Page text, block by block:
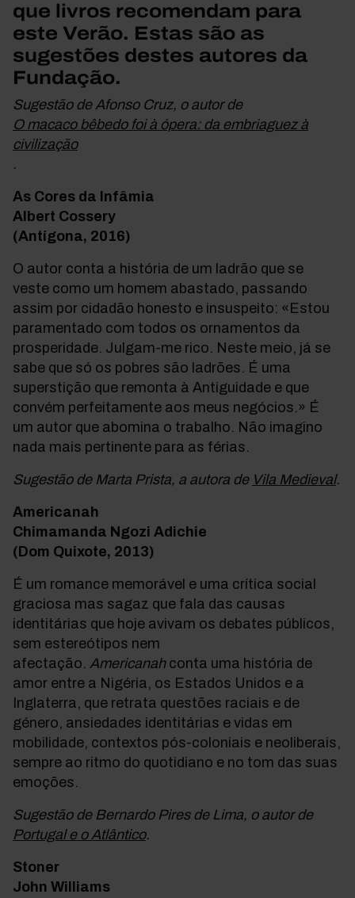
que livros recomendam para
este Verão. Estas são as
sugestões destes autores da
Fundação.
Sugestão de Afonso Cruz, o autor de
O macaco bêbedo foi à ópera: da embriaguez à
civilização
.
As Cores da Infâmia
Albert Cossery
(Antígona, 2016)
O autor conta a história de um ladrão que se
veste como um homem abastado, passando
assim por cidadão honesto e insuspeito: «Estou
paramentado com todos os ornamentos da
prosperidade. Julgam-me rico. Neste meio, já se
sabe que só os pobres são ladrões. É uma
superstição que remonta à Antiguidade e que
convém perfeitamente aos meus negócios.» É
um autor que abomina o trabalho. Não imagino
nada mais pertinente para as férias.
Sugestão de Marta Prista, a autora de Vila Medieval.
Americanah
Chimamanda Ngozi Adichie
(Dom Quixote, 2013)
É um romance memorável e uma crítica social
graciosa mas sagaz que fala das causas
identitárias que hoje avivam os debates públicos,
sem estereótipos nem
afectação. Americanah conta uma história de
amor entre a Nigéria, os Estados Unidos e a
Inglaterra, que retrata questões raciais e de
género, ansiedades identitárias e vidas em
mobilidade, contextos pós-coloniais e neoliberais,
sempre ao ritmo do quotidiano e no tom das suas
emoções.
Sugestão de Bernardo Pires de Lima, o autor de
Portugal e o Atlântico.
Stoner
John Williams